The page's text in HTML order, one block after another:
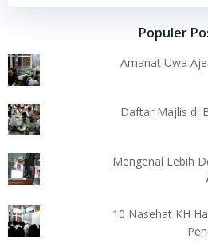
Populer
Amanat Uwa
Daftar Majlis di
Mengenal Lebih
10 Nasehat KH